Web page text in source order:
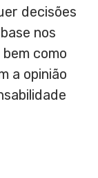
decisões
nos
como
a opinião